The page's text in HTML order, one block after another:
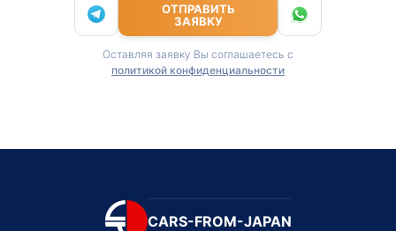
ОТПРАВИТЬ
ЗАЯВКУ
Оставляя заявку Вы соглашаетесь с
политикой конфиденциальности
CARS-FROM-JAPAN